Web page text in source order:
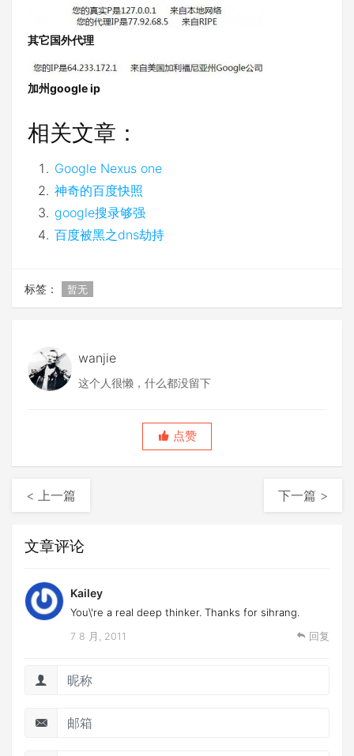
其它国外代理
加州google ip
相关文章：
Google Nexus one
神奇的百度快照
google搜录够强
百度被黑之dns劫持
标签： 暂无
wanjie
这个人很懒，什么都没留下
点赞
< 上一篇 下一篇 >
文章评论
Kailey
You\'re a real deep thinker. Thanks for sihrang.
7 8 月, 2011 回复